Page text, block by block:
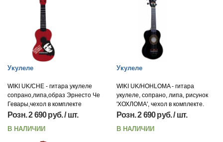
Укулеле
WIKI UK/CHE - гитара укулеле
сопрано,липа,образ Эрнесто Че
Гевары,чехол в комплекте
Розн. 2 690 руб. / шт.
В НАЛИЧИИ
Укулеле
WIKI UK/HOHLOMA - гитара
укулеле, сопрано, липа, рисунок
'ХОХЛОМА', чехол в комплекте.
Розн. 2 690 руб. / шт.
В НАЛИЧИИ